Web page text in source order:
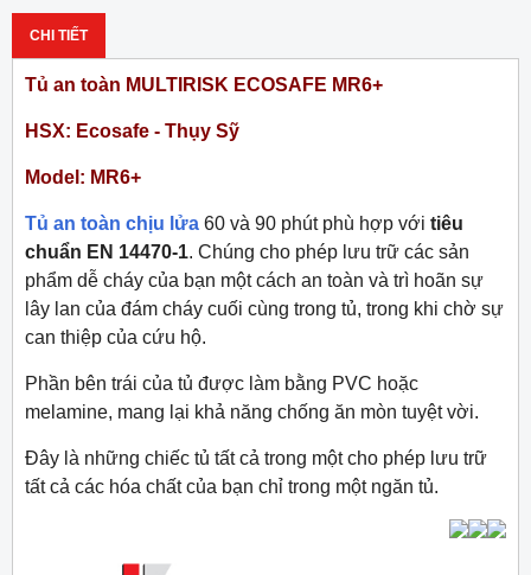
CHI TIẾT
Tủ an toàn MULTIRISK ECOSAFE MR6+
HSX: Ecosafe - Thụy Sỹ
Model: MR6+
Tủ an toàn chịu lửa 60 và 90 phút phù hợp với tiêu
chuẩn EN 14470-1. Chúng cho phép lưu trữ các sản
phẩm dễ cháy của bạn một cách an toàn và trì hoãn sự
lây lan của đám cháy cuối cùng trong tủ, trong khi chờ sự
can thiệp của cứu hộ.
Phần bên trái của tủ được làm bằng PVC hoặc
melamine, mang lại khả năng chống ăn mòn tuyệt vời.
Đây là những chiếc tủ tất cả trong một cho phép lưu trữ
tất cả các hóa chất của bạn chỉ trong một ngăn tủ.